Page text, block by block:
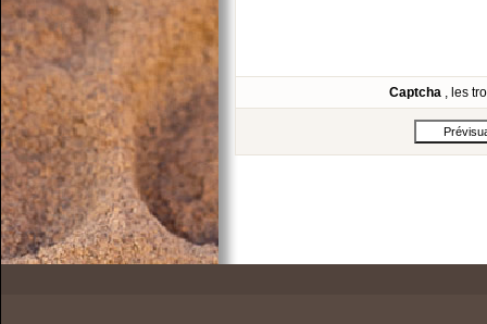
Captcha , les